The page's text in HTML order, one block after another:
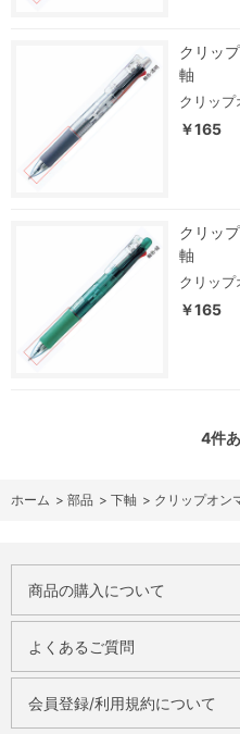
クリ
軸
クリップ
￥165
クリ
軸
クリップ
￥165
4件
ホーム > 部品 > 下軸 > クリップオン
商品の購入について
よくあるご質問
会員登録/利用規約について